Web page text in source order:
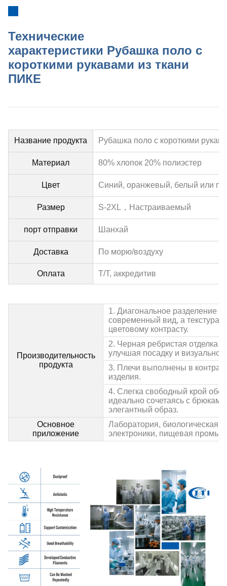
Технические
характеристики Рубашка поло с
короткими рукавами из ткани
ПИКЕ
Название продукта Рубашка поло с короткими
Материал 80% хлопок 20% полиэстер
Цвет Синий, оранжевый, белый или по
Размер S-2XL， Настраиваемый
порт отправки Шанхай
Доставка По морю/воздуху
Оплата Т/Т, аккредитив
Производительность
продукта
1. Диагональное разделение
современный вид, а текстура
цветовому контрасту.
2. Черная ребристая отделка
улучшая посадку и
3. Плечи выполнены в
изделия.
4. Слегка свободный крой
идеально сочетаясь с
элегантный образ.
Основное
приложение
Лаборатория, биологическая
электроники, пищевая